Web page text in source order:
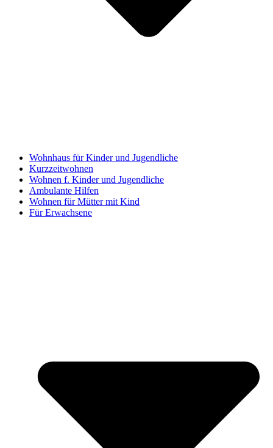
Wohnhaus für Kinder und Jugendliche
Kurzzeitwohnen
Wohnen f. Kinder und Jugendliche
Ambulante Hilfen
Wohnen für Mütter mit Kind
Für Erwachsene